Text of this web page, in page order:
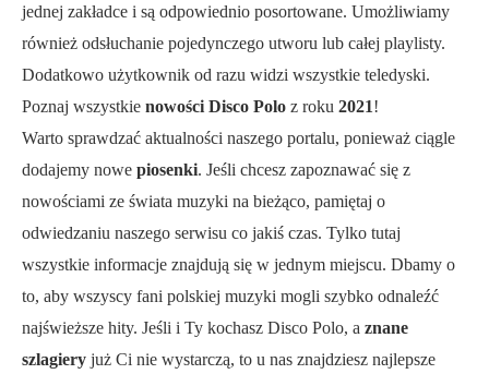
jednej zakładce i są odpowiednio posortowane. Umożliwiamy
również odsłuchanie pojedynczego utworu lub całej playlisty.
Dodatkowo użytkownik od razu widzi wszystkie teledyski.
Poznaj wszystkie nowości Disco Polo z roku 2021!
Warto sprawdzać aktualności naszego portalu, ponieważ ciągle
dodajemy nowe piosenki. Jeśli chcesz zapoznawać się z
nowościami ze świata muzyki na bieżąco, pamiętaj o
odwiedzaniu naszego serwisu co jakiś czas. Tylko tutaj
wszystkie informacje znajdują się w jednym miejscu. Dbamy o
to, aby wszyscy fani polskiej muzyki mogli szybko odnaleźć
najświeższe hity. Jeśli i Ty kochasz Disco Polo, a znane
szlagiery już Ci nie wystarczą, to u nas znajdziesz najlepsze